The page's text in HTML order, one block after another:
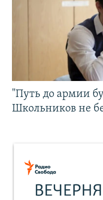
"Путь до армии
Школьников не